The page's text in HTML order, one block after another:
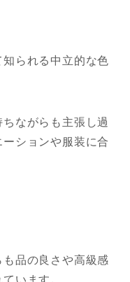
られる中立的な色
ながらも主張し過
ションや服装に合
品の良さや高級感